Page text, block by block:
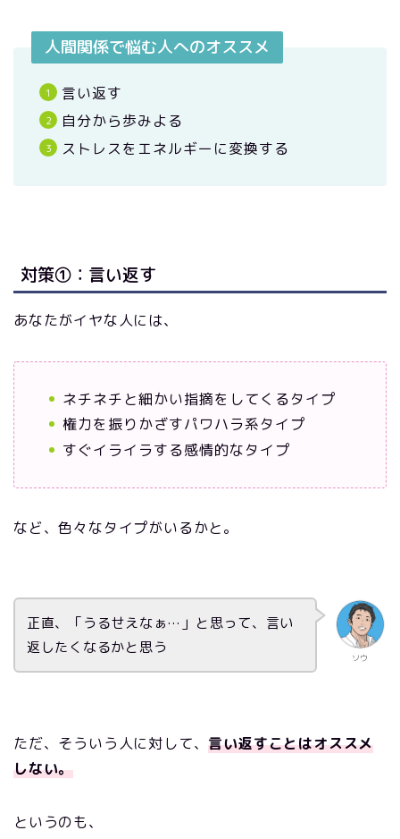
人間関係で悩む人へのオススメ
言い返す
自分から歩みよる
ストレスをエネルギーに変換する
対策①：言い返す
あなたがイヤな人には、
ネチネチと細かい指摘をしてくるタイプ
権力を振りかざすパワハラ系タイプ
すぐイライラする感情的なタイプ
など、色々なタイプがいるかと。
ソウ
正直、「うるせえなぁ…」と思って、言い
返したくなるかと思う
ただ、そういう人に対して、言い返すことはオススメ
しない。
というのも、